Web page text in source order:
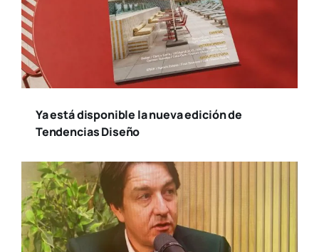
Ya está disponible la nueva edición de
Tendencias Diseño